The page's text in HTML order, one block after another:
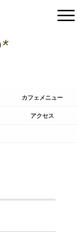
カフェメニュー
アクセス